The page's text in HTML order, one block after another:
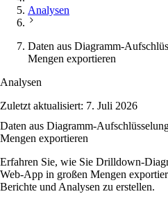
Analysen
Daten aus Diagramm-
Mengen exportieren
Analysen
Zuletzt aktualisiert: 7. Juli 2026
Daten aus Diagramm-
Mengen exportieren
Erfahren Sie, wie Sie Drilldown-
Web-App in großen Mengen
Berichte und Analysen zu erstellen.